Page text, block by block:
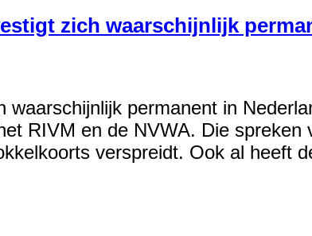
zich waarschijnlijk
permanent in
RIVM en de NVWA. Die spreken
verspreidt. Ook al heeft